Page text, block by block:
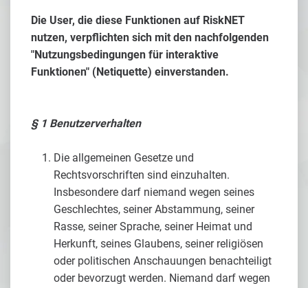
Die User, die diese Funktionen auf RiskNET
nutzen, verpflichten sich mit den nachfolgenden
"Nutzungsbedingungen für interaktive
Funktionen" (Netiquette) einverstanden.
§ 1 Benutzerverhalten
Die allgemeinen Gesetze und
Rechtsvorschriften sind einzuhalten.
Insbesondere darf niemand wegen seines
Geschlechtes, seiner Abstammung, seiner
Rasse, seiner Sprache, seiner Heimat und
Herkunft, seines Glaubens, seiner religiösen
oder politischen Anschauungen benachteiligt
oder bevorzugt werden. Niemand darf wegen